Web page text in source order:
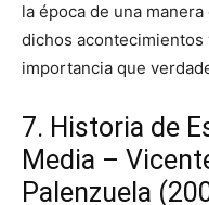
la época de una
dichos
importancia que
7. Historia de
Media –
Palenzuela